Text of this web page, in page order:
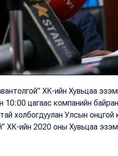
ХК-ийн Хувьцаа
10:00 цагаас компанийн
холбогдуулан Улсын онцгой
ХК-ийн 2020 оны Хувьцаа